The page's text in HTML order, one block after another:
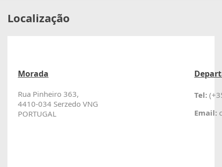
Localização
Morada
Rua Pinheiro 363,
4410-034 Serzedo VNG
PORTUGAL
Tel:
Email: